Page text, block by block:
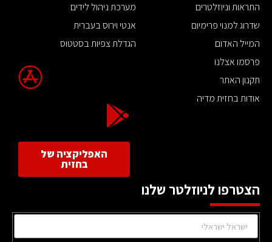
התראות וניוזלטרים
שדרוג למנוי פרימיום
המייל האדום
פרסמו אצלנו
תקנון האתר
אודות בחזית מדיה
מערכת ניהול לידים
אנטי וירוס בעברית
הגדלת צפיות בסטטוס
האפליקציה של
בחזית
הצטרפו לניוזלטר שלנו